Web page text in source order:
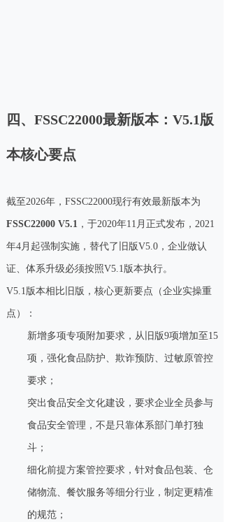
四、FSSC22000最新版本：V5.1版
本核心要点
截至2026年，FSSC22000现行有效最新版本为
FSSC22000 V5.1 ，于2020年11月正式发布，2021
年4月起强制实施，替代了旧版V5.0，企业做认
证、体系升级必须按照V5.1版本执行。
V5.1版本相比旧版，核心更新要点（企业实操重
点）：
新增多项专项附加要求，从旧版9项增加至15
项，强化食品防护、欺诈预防、过敏原管控
要求；
突出食品安全文化建设，要求企业全员参与
食品安全管理，不是只靠体系部门单打独
斗；
细化前提方案管控要求，针对食品包装、仓
储物流、餐饮服务等细分行业，制定更精准
的规范；